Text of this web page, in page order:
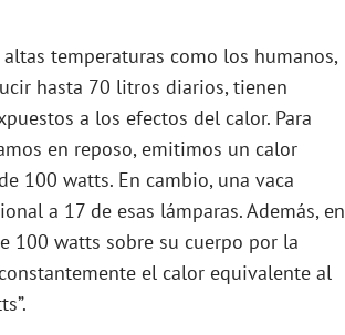
temperaturas como los humanos,
hasta 70 litros diarios, tienen
a los efectos del calor. Para
en reposo, emitimos un calor
100 watts. En cambio, una vaca
a 17 de esas lámparas. Además, en
100 watts sobre su cuerpo por la
el calor equivalente al